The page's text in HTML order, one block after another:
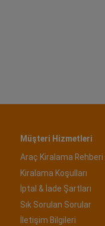
Müşteri Hizmetleri
Araç Kiralama Rehberi
Kiralama Koşulları
İptal & İade Şartları
Sık Sorulan Sorular
İletişim Bilgileri